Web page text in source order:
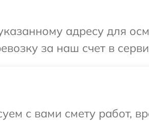
адресу для
за наш счет в
с вами смету работ,